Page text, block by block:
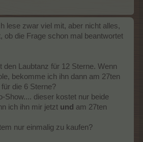
lese zwar viel mit, aber nicht alles,
ob die Frage schon mal beantwortet
den Laubtanz für 12 Sterne. Wenn
bekomme ich ihn dann am 27ten
die 6 Sterne?
Show.... dieser kostet nur beide
ich ihn mir jetzt und am 27ten
nur einmalig zu kaufen?